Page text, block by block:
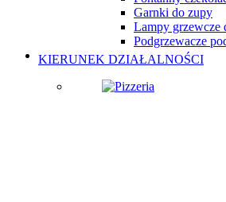
Garnki do zupy
Lampy grzewcze
Podgrzewacze
KIERUNEK DZIAŁALNOŚCI